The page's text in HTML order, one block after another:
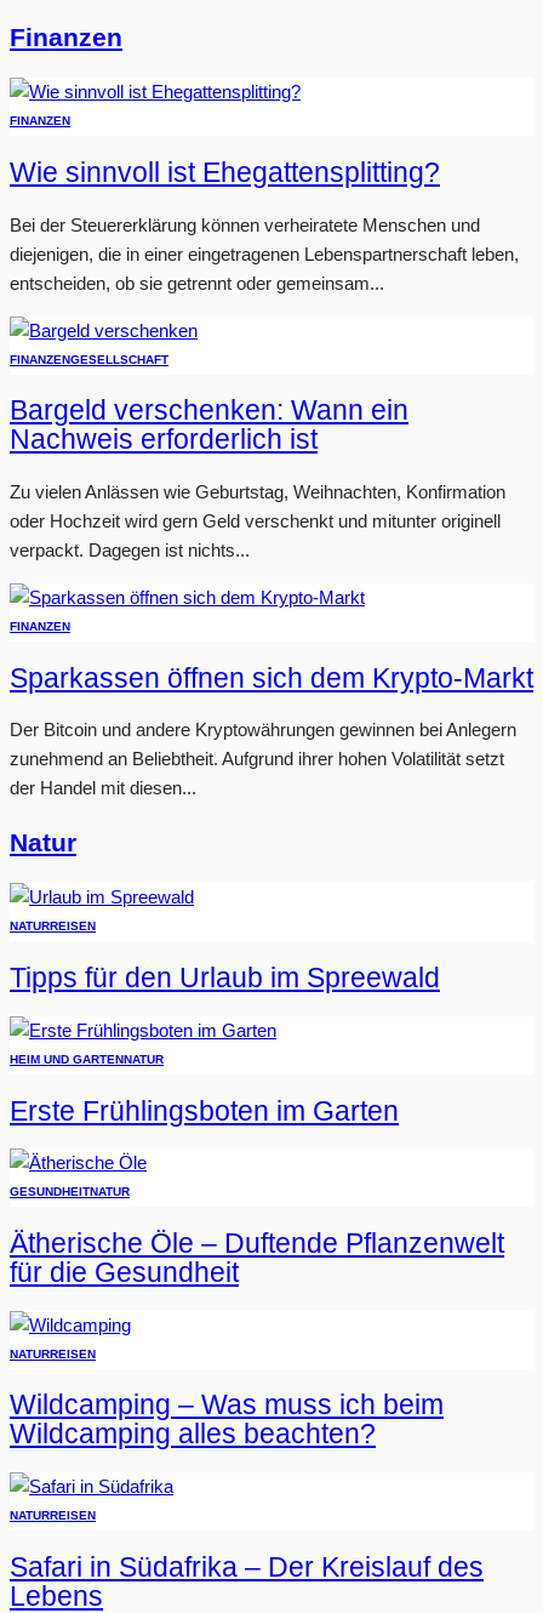
Finanzen
FINANZEN
Wie sinnvoll ist Ehegattensplitting?
Bei der Steuererklärung können verheiratete Menschen und
diejenigen, die in einer eingetragenen Lebenspartnerschaft leben,
entscheiden, ob sie getrennt oder gemeinsam...
FINANZENGESELLSCHAFT
Bargeld verschenken: Wann ein
Nachweis erforderlich ist
Zu vielen Anlässen wie Geburtstag, Weihnachten, Konfirmation
oder Hochzeit wird gern Geld verschenkt und mitunter originell
verpackt. Dagegen ist nichts...
FINANZEN
Sparkassen öffnen sich dem Krypto-Markt
Der Bitcoin und andere Kryptowährungen gewinnen bei Anlegern
zunehmend an Beliebtheit. Aufgrund ihrer hohen Volatilität setzt
der Handel mit diesen...
Natur
NATURREISEN
Tipps für den Urlaub im Spreewald
HEIM UND GARTENNATUR
Erste Frühlingsboten im Garten
GESUNDHEITNATUR
Ätherische Öle – Duftende Pflanzenwelt
für die Gesundheit
NATURREISEN
Wildcamping – Was muss ich beim
Wildcamping alles beachten?
NATURREISEN
Safari in Südafrika – Der Kreislauf des
Lebens